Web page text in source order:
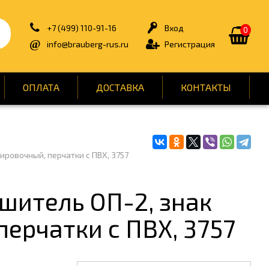
0
Вход
Регистрация
+7 (499) 110-91-16
info@brauberg-rus.ru
ОПЛАТА ДОСТАВКА КОНТАКТЫ
БЫТОВАЯ ТЕХНИКА
КАНЦТОВАРЫ
ОФИС
СПОРТ И ОТДЫХ
УПАКОВКА
перчатки с ПВХ, 3757
ОП-2, знак
с ПВХ, 3757